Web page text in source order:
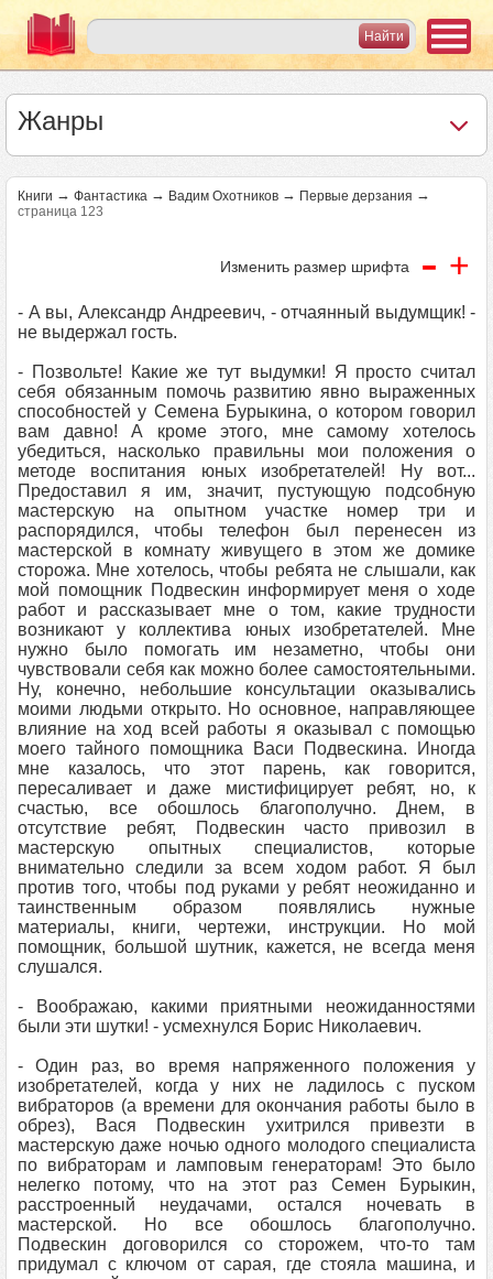
Жанры
Книги → Фантастика → Вадим Охотников → Первые дерзания →
страница 123
Изменить размер шрифта - +
- А вы, Александр Андреевич, - отчаянный выдумщик! -
не выдержал гость.
- Позвольте! Какие же тут выдумки! Я просто считал
себя обязанным помочь развитию явно выраженных
способностей у Семена Бурыкина, о котором говорил
вам давно! А кроме этого, мне самому хотелось
убедиться, насколько правильны мои положения о
методе воспитания юных изобретателей! Ну вот...
Предоставил я им, значит, пустующую подсобную
мастерскую на опытном участке номер три и
распорядился, чтобы телефон был перенесен из
мастерской в комнату живущего в этом же домике
сторожа. Мне хотелось, чтобы ребята не слышали, как
мой помощник Подвескин информирует меня о ходе
работ и рассказывает мне о том, какие трудности
возникают у коллектива юных изобретателей. Мне
нужно было помогать им незаметно, чтобы они
чувствовали себя как можно более самостоятельными.
Ну, конечно, небольшие консультации оказывались
моими людьми открыто. Но основное, направляющее
влияние на ход всей работы я оказывал с помощью
моего тайного помощника Васи Подвескина. Иногда
мне казалось, что этот парень, как говорится,
пересаливает и даже мистифицирует ребят, но, к
счастью, все обошлось благополучно. Днем, в
отсутствие ребят, Подвескин часто привозил в
мастерскую опытных специалистов, которые
внимательно следили за всем ходом работ. Я был
против того, чтобы под руками у ребят неожиданно и
таинственным образом появлялись нужные
материалы, книги, чертежи, инструкции. Но мой
помощник, большой шутник, кажется, не всегда меня
слушался.
- Воображаю, какими приятными неожиданностями
были эти шутки! - усмехнулся Борис Николаевич.
- Один раз, во время напряженного положения у
изобретателей, когда у них не ладилось с пуском
вибраторов (а времени для окончания работы было в
обрез), Вася Подвескин ухитрился привезти в
мастерскую даже ночью одного молодого специалиста
по вибраторам и ламповым генераторам! Это было
нелегко потому, что на этот раз Семен Бурыкин,
расстроенный неудачами, остался ночевать в
мастерской. Но все обошлось благополучно.
Подвескин договорился со сторожем, что-то там
придумал с ключом от сарая, где стояла машина, и